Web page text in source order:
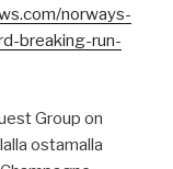
norways-
breaking-run-
Group on
ostamalla